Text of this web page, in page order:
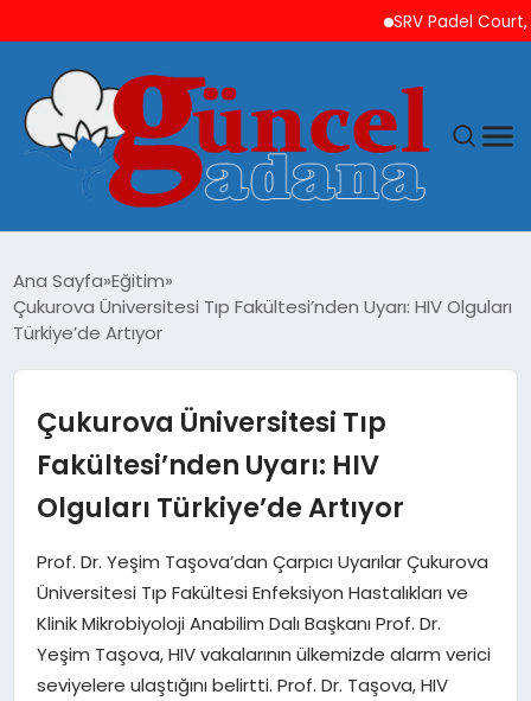
SRV Padel Court, 24
GÜNCEL
MAGAZIN
SAĞLIK
SPOR
TEKNOLOJI
Ana Sayfa Eğitim
Çukurova Üniversitesi Tıp Fakültesi’nden Uyarı: HIV Olguları
Türkiye’de Artıyor
Çukurova Üniversitesi Tıp
Fakültesi’nden Uyarı: HIV
Olguları Türkiye’de Artıyor
Prof. Dr. Yeşim Taşova’dan Çarpıcı Uyarılar Çukurova
Üniversitesi Tıp Fakültesi Enfeksiyon Hastalıkları ve
Klinik Mikrobiyoloji Anabilim Dalı Başkanı Prof. Dr.
Yeşim Taşova, HIV vakalarının ülkemizde alarm verici
seviyelere ulaştığını belirtti. Prof. Dr. Taşova, HIV